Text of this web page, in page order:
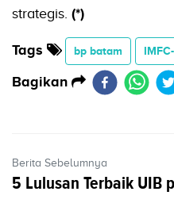
strategis. (*)
Tags bp batam
Bagikan
Berita Sebelumnya
5 Lulusan Terbaik UIB